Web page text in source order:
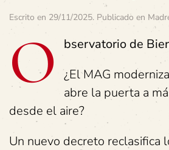
Escrito en 29/11/2025. Publicado en
O
bservatorio de
¿El MAG
abre la puerta a
desde el aire?
Un nuevo decreto reclasifica